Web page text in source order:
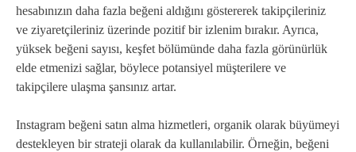
hesabınızın daha fazla beğeni aldığını göstererek takipçileriniz
ve ziyaretçileriniz üzerinde pozitif bir izlenim bırakır. Ayrıca,
yüksek beğeni sayısı, keşfet bölümünde daha fazla görünürlük
elde etmenizi sağlar, böylece potansiyel müşterilere ve
takipçilere ulaşma şansınız artar.
Instagram beğeni satın alma hizmetleri, organik olarak büyümeyi
destekleyen bir strateji olarak da kullanılabilir. Örneğin, beğeni